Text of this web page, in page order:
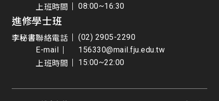
上班時間 08:00~16:30
進修學士班
李秘書聯絡電話
(02) 2905-2290
E-mail
156330@mail.fju.edu.tw
上班時間 15:00~22:00